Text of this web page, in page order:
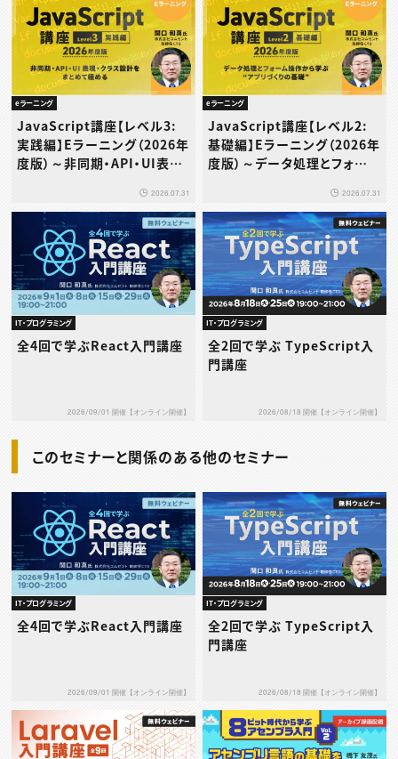
eラーニング
JavaScript講座【レベル3:
実践編】Eラーニング（2026年
度版）～非同期・API・UI表
2026.07.31
eラーニング
JavaScript講座【レベル2:
基礎編】Eラーニング（2026年
度版）～データ処理とフォーム
2026.07.31
IT・プログラミング
全4回で学ぶReact入門講座
2026/09/01 開催【オンライン開催】
IT・プログラミング
全2回で学ぶ TypeScript入
門講座
2026/08/18 開催【オンライン開催】
このセミナーと関係のある他のセミナー
IT・プログラミング
全4回で学ぶReact入門講座
2026/09/01 開催【オンライン開催】
IT・プログラミング
全2回で学ぶ TypeScript入
門講座
2026/08/18 開催【オンライン開催】